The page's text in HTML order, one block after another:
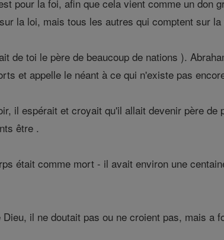
pour la foi, afin que cela vient comme un don
la loi, mais tous les autres qui comptent sur
de toi le père de beaucoup de nations ).
et appelle le néant à ce qui n'existe pas
il espérait et croyait qu'il allait devenir père
être .
était comme mort - il avait environ une
il ne doutait pas ou ne croient pas, mais a